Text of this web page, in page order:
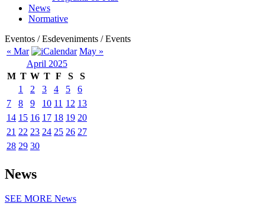
News
Normative
Eventos / Esdeveniments / Events
« Mar
May »
April 2025
M T W T F S
S
1
2 3 4 5
6
7
8 9 10 11 12 13
14 15 16 17 18 19 20
21 22 23 24 25 26 27
28 29 30
News
SEE MORE News